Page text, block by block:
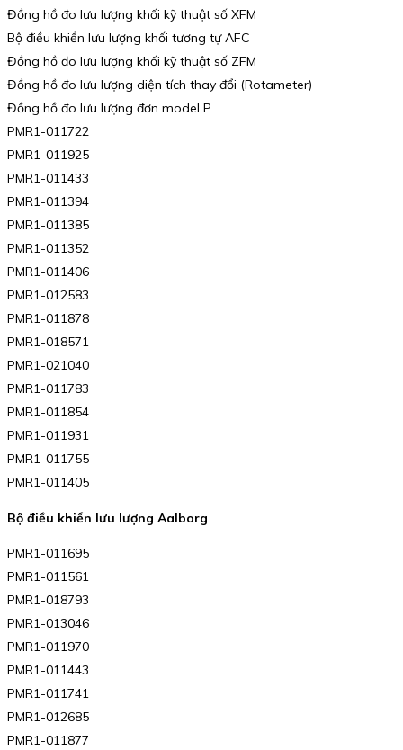
Đồng hồ đo lưu lượng khối kỹ thuật số XFM
Bộ điều khiển lưu lượng khối tương tự AFC
Đồng hồ đo lưu lượng khối kỹ thuật số ZFM
Đồng hồ đo lưu lượng diện tích thay đổi (Rotameter)
Đồng hồ đo lưu lượng đơn model P
PMR1-011722
PMR1-011925
PMR1-011433
PMR1-011394
PMR1-011385
PMR1-011352
PMR1-011406
PMR1-012583
PMR1-011878
PMR1-018571
PMR1-021040
PMR1-011783
PMR1-011854
PMR1-011931
PMR1-011755
PMR1-011405
Bộ điều khiển lưu lượng Aalborg
PMR1-011695
PMR1-011561
PMR1-018793
PMR1-013046
PMR1-011970
PMR1-011443
PMR1-011741
PMR1-012685
PMR1-011877